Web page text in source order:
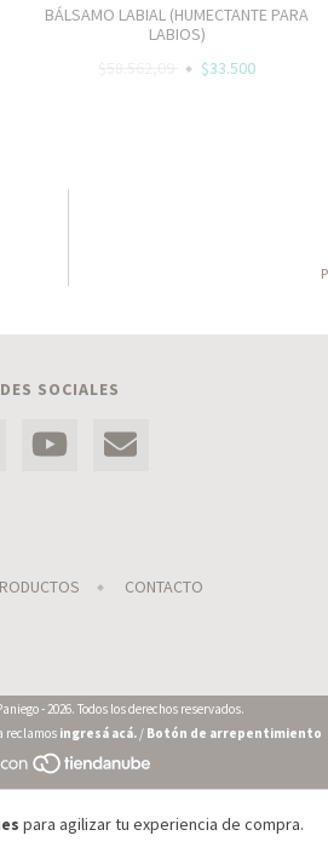
para agilizar tu experiencia de compra.
BÁLSAMO LABIAL (HUMECTANTE PARA
LABIOS)
$58.562,09
$33.500
SOCIALES
CONTACTO
- 2026. Todos los derechos reservados.
reclamos ingresá acá. / Botón de arrepentimiento